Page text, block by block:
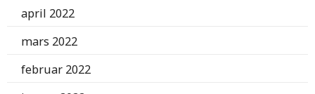
april 2022
mars 2022
februar 2022